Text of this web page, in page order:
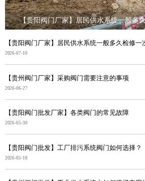
【贵阳阀门厂家】居民供水系统一般多
【贵阳阀门厂家】居民供水系统一般多久检修一
2026-07-10
【贵州阀门厂家】采购阀门需要注意的事项
2026-06-27
【贵阳阀门批发厂家】各类阀门的常见故障
2026-05-30
【贵阳阀门批发】工厂排污系统阀门如何选择？
2026-05-18